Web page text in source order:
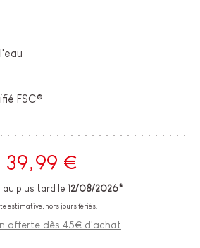
FSC®
39,99 €
au plus tard le 12/08/2026*
estimative, hors jours fériés.
offerte dès 45€ d'achat